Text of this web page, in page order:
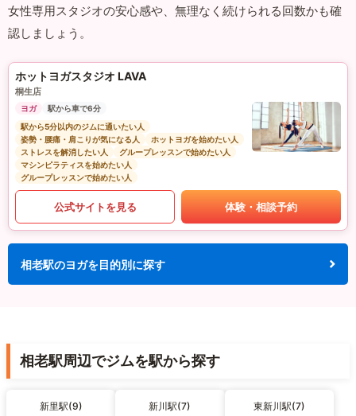
女性専用スタジオの安心感や、無理なく続けられる回数かも確
認しましょう。
ホットヨガスタジオ LAVA
桐生店
ヨガ
駅から車で6分
駅から5分以内のジムに通いたい人
姿勢・腰痛・肩こりが気になる人
ホットヨガを始めたい人
ストレスを解消したい人
グループレッスンで始めたい人
マシンピラティスを始めたい人
グループレッスンで始めたい人
公式サイトを見る 体験・相談予約
相老駅のヨガを目的別に探す
相老駅周辺でジムを駅から探す
新里駅(9) 新川駅(7) 東新川駅(7)